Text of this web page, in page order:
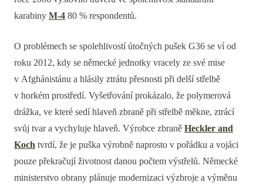
karabiny M-4 80 % respondentů.
O problémech se spolehlivostí útočných pušek G36 se ví od
roku 2012, kdy se německé jednotky vracely ze své mise
v Afghánistánu a hlásily ztrátu přesnosti při delší střelbě
v horkém prostředí. Vyšetřování prokázalo, že polymerová
drážka, ve které sedí hlaveň zbraně při střelbě měkne, ztrácí
svůj tvar a vychyluje hlaveň. Výrobce zbraně Heckler and
Koch tvrdí, že je puška výrobně naprosto v pořádku a vojáci
pouze překračují životnost danou počtem výstřelů. Německé
ministerstvo obrany plánuje modernizaci výzbroje a výměnu